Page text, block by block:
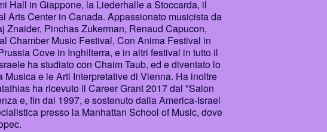
Hall in Giappone, la Liederhalle a Stoccarda, il
Arts Center in Canada. Appassionato musicista da
Znaider, Pinchas Zukerman, Renaud Capucon,
Chamber Music Festival, Con Anima Festival in
Cove in Inghilterra, e in altri festival in tutto il
ha studiato con Chaim Taub, ed e diventato lo
e le Arti Interpretative di Vienna. Ha inoltre
ha ricevuto il Career Grant 2017 dal "Salon
e, fin dal 1997, e sostenuto dalla America-Israel
presso la Manhattan School of Music, dove